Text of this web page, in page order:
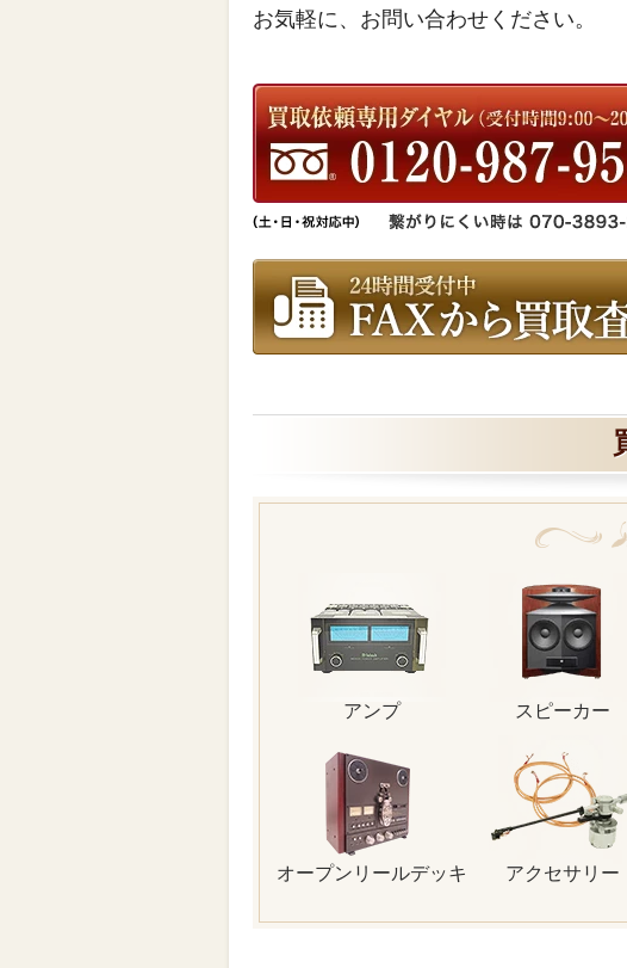
お気軽に、お問い合わせください。
アンプ スピーカー
オープンリールデッキ アクセサリー